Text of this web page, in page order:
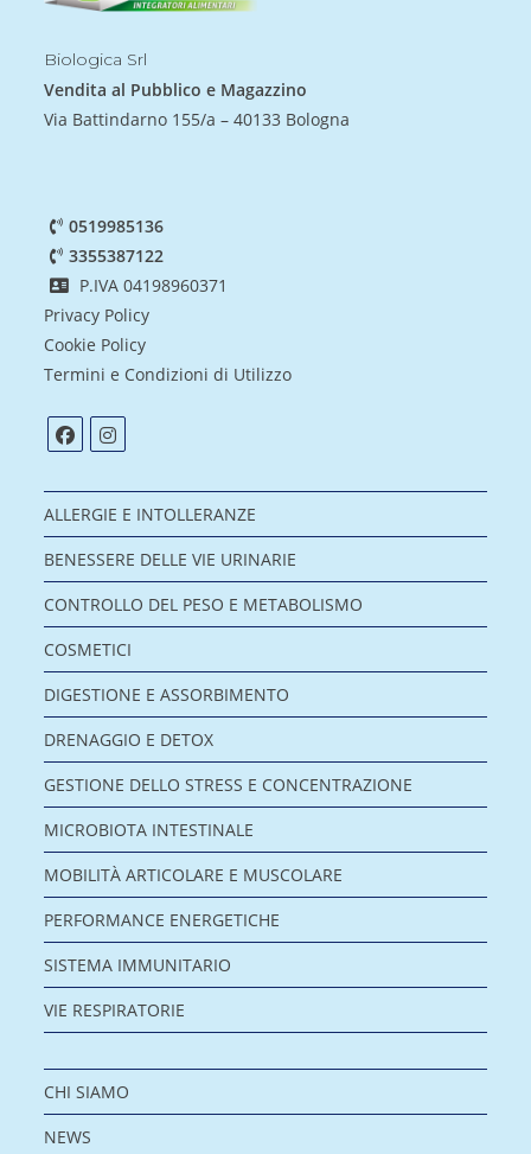
Biologica Srl
Vendita al Pubblico e Magazzino
Via Battindarno 155/a – 40133 Bologna
0519985136
3355387122
P.IVA 04198960371
Privacy Policy
Cookie Policy
Termini e Condizioni di Utilizzo
ALLERGIE E INTOLLERANZE
BENESSERE DELLE VIE URINARIE
CONTROLLO DEL PESO E METABOLISMO
COSMETICI
DIGESTIONE E ASSORBIMENTO
DRENAGGIO E DETOX
GESTIONE DELLO STRESS E CONCENTRAZIONE
MICROBIOTA INTESTINALE
MOBILITÀ ARTICOLARE E MUSCOLARE
PERFORMANCE ENERGETICHE
SISTEMA IMMUNITARIO
VIE RESPIRATORIE
CHI SIAMO
NEWS